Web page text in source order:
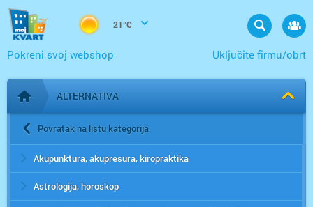
21°C
Uključite firmu/obrt
Pokreni svoj webshop
Početna stranica
ALTERNATIVA
Povratak na listu kategorija
Akupunktura, akupresura, kiropraktika
Astrologija, horoskop